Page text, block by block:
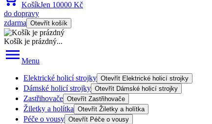
KošíkJen 10000 Kč
do dopravy
zdarma Otevřít košík
Košík je prázdný...
Menu
Elektrické holicí strojky Otevřít Elektrické holicí strojky
Dámské holicí strojky Otevřít Dámské holicí strojky
Zastřihovače Otevřít Zastřihovače
Žiletky a holítka Otevřít Žiletky a holítka
Péče o vousy Otevřít Péče o vousy